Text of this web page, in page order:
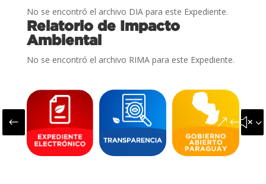
No se encontró el archivo DIA para este Expediente.
Relatorio de Impacto
Ambiental
No se encontró el archivo RIMA para este Expediente.
#